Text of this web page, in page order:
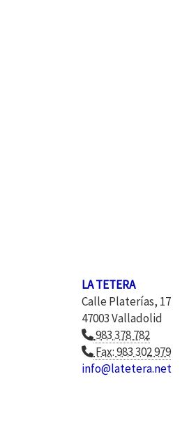
LA TETERA
Calle Platerías, 17
47003 Valladolid
983 378 782
Fax: 983 302 979
info
latetera.net